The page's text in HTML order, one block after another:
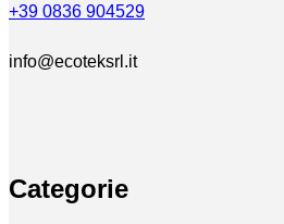
+39 0836 904529
info@ecoteksrl.it
Categorie